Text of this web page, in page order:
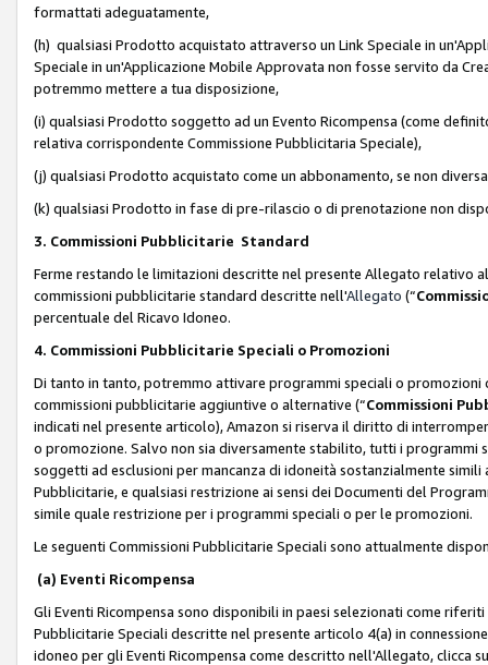
formattati adeguatamente,
(h) qualsiasi Prodotto acquistato attraverso un Link Speciale in
Speciale in un'Applicazione Mobile Approvata non fosse servito da
potremmo mettere a tua disposizione,
(i) qualsiasi Prodotto soggetto ad un Evento Ricompensa (come
relativa corrispondente Commissione Pubblicitaria Speciale),
(j) qualsiasi Prodotto acquistato come un abbonamento, se non
(k) qualsiasi Prodotto in fase di pre-rilascio o di prenotazione non
3. Commissioni Pubblicitarie Standard
Ferme restando le limitazioni descritte nel presente Allegato relativo
commissioni pubblicitarie standard descritte nell'Allegato (“
percentuale del Ricavo Idoneo.
4. Commissioni Pubblicitarie Speciali o Promozioni
Di tanto in tanto, potremmo attivare programmi speciali o
commissioni pubblicitarie aggiuntive o alternative (“Commissioni
indicati nel presente articolo), Amazon si riserva il diritto di
o promozione. Salvo non sia diversamente stabilito, tutti i
soggetti ad esclusioni per mancanza di idoneità sostanzialmente
Pubblicitarie, e qualsiasi restrizione ai sensi dei Documenti del
simile quale restrizione per i programmi speciali o per le promozioni.
Le seguenti Commissioni Pubblicitarie Speciali sono attualmente
(a) Eventi Ricompensa
Gli Eventi Ricompensa sono disponibili in paesi selezionati come
Pubblicitarie Speciali descritte nel presente articolo 4(a) in
idoneo per gli Eventi Ricompensa come descritto nell'Allegato, clicca